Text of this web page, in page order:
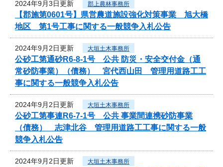
2024年9月3日更新 郡上農林事務所
【郡施第0601号】県営農道施設強化対策事業 旭大橋
地区 第1号工事に関する一般競争入札公告
2024年9月2日更新 大垣土木事務所
公砂工第通砂R6-8-1号 公共 防災・安全交付金（通
常砂防事業）（債務） 宮代西山田 管理用道路工工
事に関する一般競争入札公告
2024年9月2日更新 大垣土木事務所
公砂工第事連R6-7-1号 公共 事業間連携砂防事業
（債務） 志津北谷 管理用道路工工事に関する一般
競争入札公告
2024年9月2日更新 大垣土木事務所